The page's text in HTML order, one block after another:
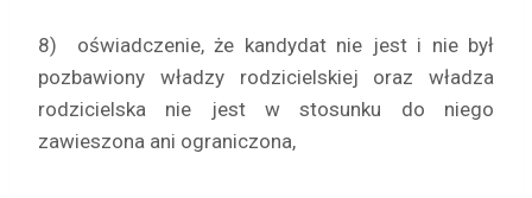
8) oświadczenie, że kandydat nie jest i nie był
pozbawiony władzy rodzicielskiej oraz władza
rodzicielska nie jest w stosunku do niego
zawieszona ani ograniczona,